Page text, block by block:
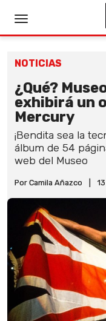
NOTICIAS
¿Qué?
exhibirá un
Mercury
¡Bendita sea la
álbum de 54
web del Museo
Por Camila Añazco